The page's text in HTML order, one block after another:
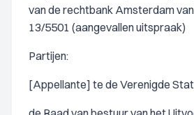
van de rechtbank Amsterdam
13/5501 (aangevallen uitspraak)
Partijen:
[Appellante] te de Verenigde